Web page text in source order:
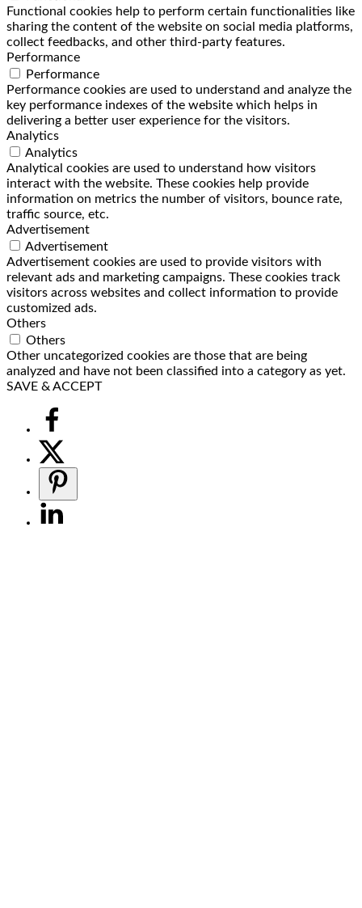
Functional cookies help to perform certain functionalities like
sharing the content of the website on social media platforms,
collect feedbacks, and other third-party features.
Performance
Performance
Performance cookies are used to understand and analyze the
key performance indexes of the website which helps in
delivering a better user experience for the visitors.
Analytics
Analytics
Analytical cookies are used to understand how visitors
interact with the website. These cookies help provide
information on metrics the number of visitors, bounce rate,
traffic source, etc.
Advertisement
Advertisement
Advertisement cookies are used to provide visitors with
relevant ads and marketing campaigns. These cookies track
visitors across websites and collect information to provide
customized ads.
Others
Others
Other uncategorized cookies are those that are being
analyzed and have not been classified into a category as yet.
SAVE & ACCEPT